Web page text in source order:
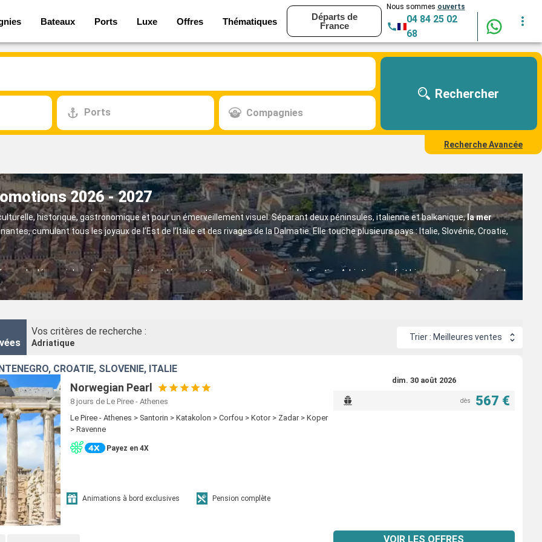
Bateaux Ports Luxe Offres Thématiques
Départs de
France
Nous sommes ouverts
04 84 25 02
68
Ports Compagnies
Rechercher
Recherche Avancée
2026 - 2027
historique, gastronomique et pour un émerveillement visuel. Séparant deux péninsules, italienne et balkanique,la mer
cumulant tous les joyaux de l’Est de l’Italie et des rivages de la Dalmatie. Elle touche plusieurs pays : Italie, Slovénie, Croatie,
de découvrir les plus beaux sites bordés par cette mer. Une traversée destination Adriatique se fait bien souvent au départ de
Vos critères de recherche :
Adriatique
Trier : Meilleures ventes
CROATIE, SLOVÉNIE, ITALIE
Norwegian Pearl
8 jours de Le Piree - Athenes
Le Piree - Athenes > Santorin > Katakolon > Corfou > Kotor > Zadar > Koper
> Ravenne
Payez en 4X
Animations à bord exclusives Pension complète
dim. 30 août 2026
dès 567 €
VOIR LES OFFRES